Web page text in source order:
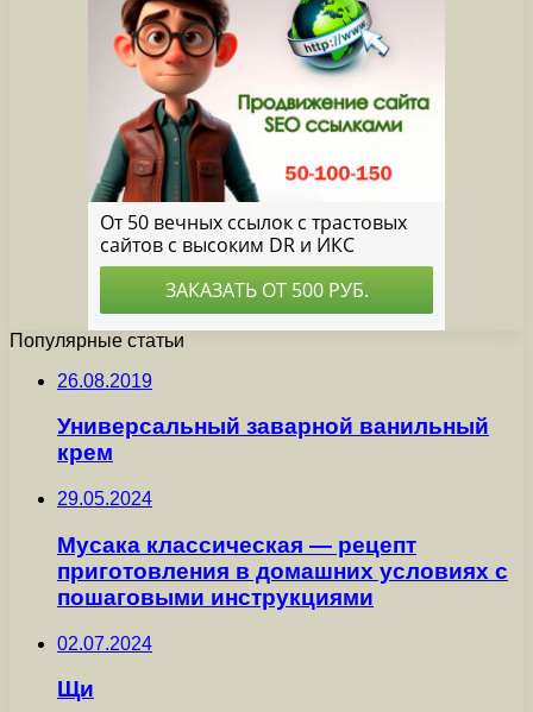
Популярные статьи
26.08.2019
Универсальный заварной ванильный
крем
29.05.2024
Мусака классическая — рецепт
приготовления в домашних условиях с
пошаговыми инструкциями
02.07.2024
Щи